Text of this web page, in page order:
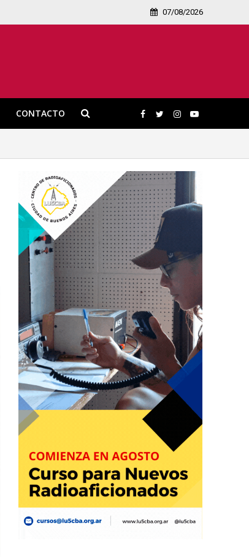
07/08/2026
CONTACTO